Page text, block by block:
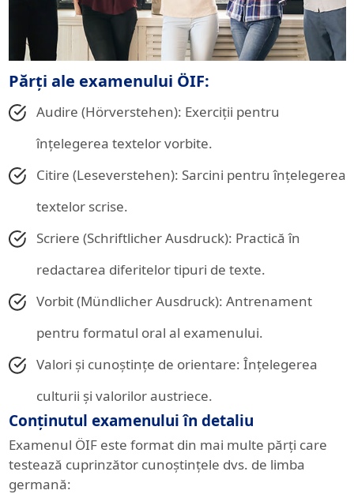
Părți ale examenului ÖIF:
Audire (Hörverstehen): Exerciții pentru
înțelegerea textelor vorbite.
Citire (Leseverstehen): Sarcini pentru înțelegerea
textelor scrise.
Scriere (Schriftlicher Ausdruck): Practică în
redactarea diferitelor tipuri de texte.
Vorbit (Mündlicher Ausdruck): Antrenament
pentru formatul oral al examenului.
Valori și cunoștințe de orientare: Înțelegerea
culturii și valorilor austriece.
Conținutul examenului în detaliu
Examenul ÖIF este format din mai multe părți care
testează cuprinzător cunoștințele dvs. de limba
germană: